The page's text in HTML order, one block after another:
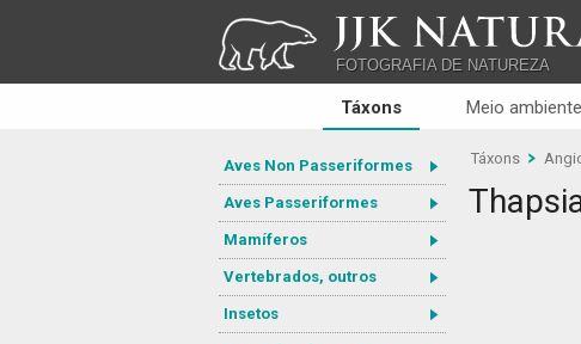
JJK NATURA
FOTOGRAFIA DE NATUREZA
Táxons Meio ambiente
Aves Non Passeriformes
Aves Passeriformes
Mamíferos
Vertebrados, outros
Insetos
Táxons